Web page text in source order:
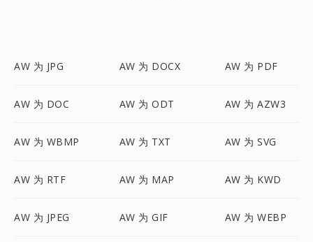
AW 为 JPG AW 为 DOCX AW 为 PDF
AW 为 DOC AW 为 ODT AW 为 AZW3
AW 为 WBMP AW 为 TXT AW 为 SVG
AW 为 RTF AW 为 MAP AW 为 KWD
AW 为 JPEG AW 为 GIF AW 为 WEBP